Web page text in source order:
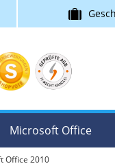
Microsoft Office
Office 2010